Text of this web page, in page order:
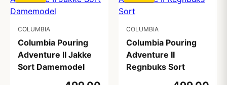
COLUMBIA
Columbia Pouring
Adventure II Jakke
Sort Damemodel
COLUMBIA
Columbia Pouring
Adventure II
Regnbuks Sort